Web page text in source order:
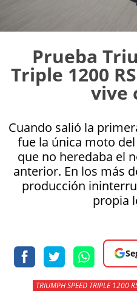
Prueba
Triple 1200
vive
Cuando salió la
fue la única moto
que no heredaba el
anterior. En los más
producción
propia
TRIUMPH SPEED TRIPLE 1200